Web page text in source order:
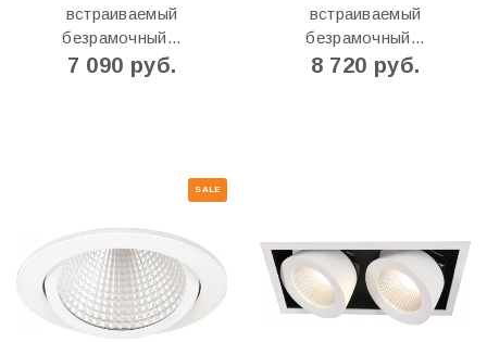
встраиваемый
безрамочный...
7 090 руб.
встраиваемый
безрамочный...
8 720 руб.
SALE